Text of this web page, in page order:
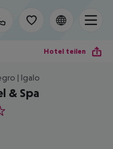
Hotel teilen
| Igalo
& Spa